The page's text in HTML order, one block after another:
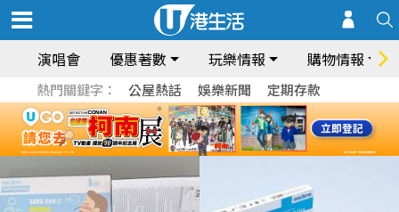
演唱會 優惠著數 玩樂情報 購物情報
熱門關鍵字： 公屋熱話 娛樂新聞 定期存款